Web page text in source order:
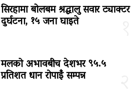
सिरहामा बोलबम श्रद्धालु सवार ट्याक्टर
दुर्घटना, १५ जना घाइते
मलको अभावबीच देशभर ९५.५
प्रतिशत धान रोपाइँ सम्पन्न